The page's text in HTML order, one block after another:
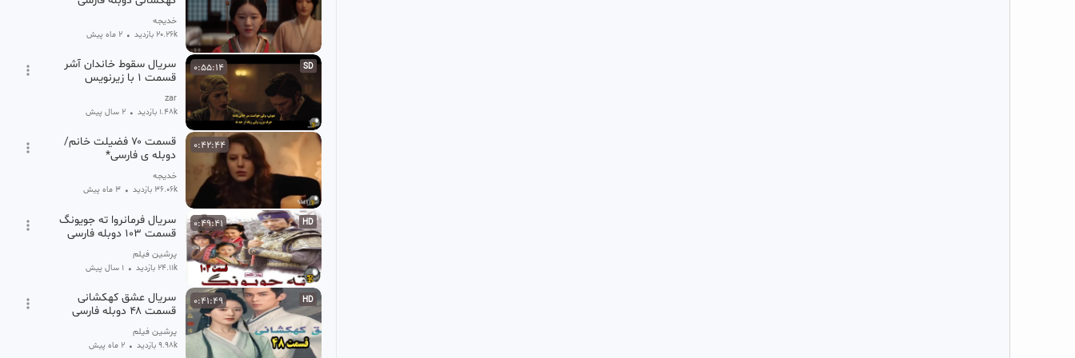
خدیجه
20.26k بازدید • 2 ماه پیش
SD
0:55:14
سریال سقوط خاندان آشر
قسمت 1 با زیرنویس
House of Usher 2023
zar
1.48k بازدید • 2 سال پیش
0:42:44
قسمت ۷۰ فضیلت خانم/
دوبله ی فارسی*
خدیجه
36.06k بازدید • 3 ماه پیش
HD
0:49:41
سریال فرمانروا ته جویونگ
قسمت ۱۰۳ دوبله فارسی
پرشین فیلم
24.11k بازدید • 1 سال پیش
HD
0:41:49
سریال عشق کهکشانی
قسمت ۴۸ دوبله فارسی
پرشین فیلم
9.98k بازدید • 2 ماه پیش